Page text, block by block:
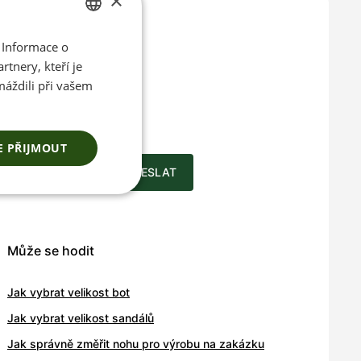
o
ODESLAT
Může se hodit
Jak vybrat velikost bot
Jak vybrat velikost sandálů
Jak správně změřit nohu pro výrobu na zakázku
ENGLISH
o
kteří je
při vašem
PŘIJMOUT